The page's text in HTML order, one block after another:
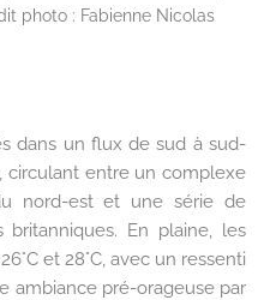
photo : Fabienne Nicolas
dans un flux de sud à sud-
circulant entre un complexe
nord-est et une série de
En plaine, les
et 28°C, avec un ressenti
ambiance pré-orageuse par